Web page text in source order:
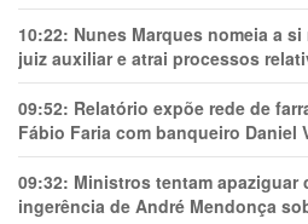
10:22: Nunes Marques nomeia a
juiz auxiliar e atrai processos
09:52: Relatório expõe rede de
Fábio Faria com banqueiro Daniel
09:32: Ministros tentam apaziguar
ingerência de André Mendonça